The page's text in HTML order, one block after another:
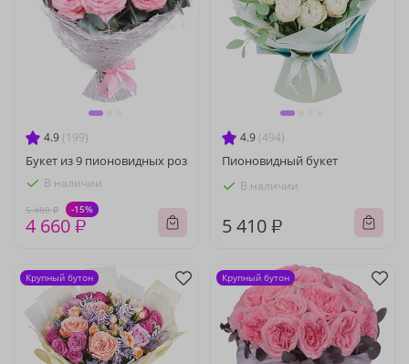
4.9 (199)
Букет из 9 пионовидных роз
В наличии
5 480 ₽ -15%
4 660 ₽
4.9 (494)
Пионовидный букет
В наличии
5 410 ₽
Крупный бутон Крупный бутон